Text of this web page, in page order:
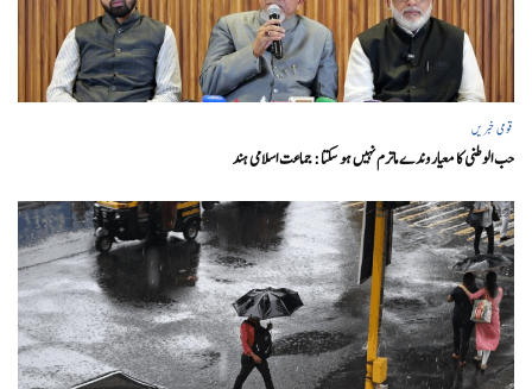
قومی خبریں
حب الوطنی کا معیار وندے ماترم نہیں ہو سکتا : جماعت اسلامی ہند